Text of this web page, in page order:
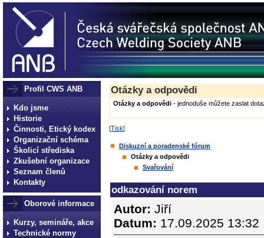
Profil CWS ANB
Kdo jsme
Historie
Činnosti, Etický kodex
Organizační schéma
Školicí střediska
Zkušební organizace
Seznam členů
Kontakty
Oborové informace
Kurzy, semináře, akce
Technické normy
Otázky a odpovědi
Otázky a odpovědi - jednoduše můžete zaslat
[Tisk]
Diskuzní a poradenské fórum
Otázky a odpovědi
Svařování
odkazování norem
Autor: Jiří
Datum: 17.09.2025 13:32